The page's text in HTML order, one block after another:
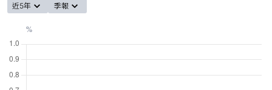
近5年
季報